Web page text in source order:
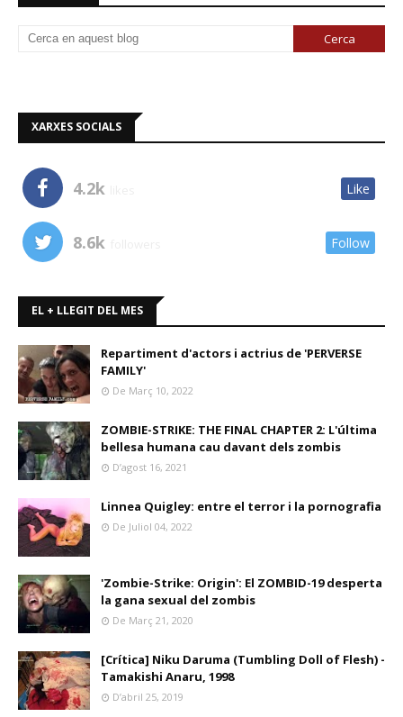
XARXES SOCIALS
4.2k Like
8.6k Follow
EL + LLEGIT DEL MES
Repartiment d'actors i actrius de 'PERVERSE
FAMILY'
De Març 10, 2022
ZOMBIE-STRIKE: THE FINAL CHAPTER 2: L'última
bellesa humana cau davant dels zombis
D’agost 16, 2021
Linnea Quigley: entre el terror i la pornografia
De Juliol 04, 2022
'Zombie-Strike: Origin': El ZOMBID-19 desperta
la gana sexual del zombis
De Març 21, 2020
[Crítica] Niku Daruma (Tumbling Doll of Flesh) -
Tamakishi Anaru, 1998
D’abril 25, 2019